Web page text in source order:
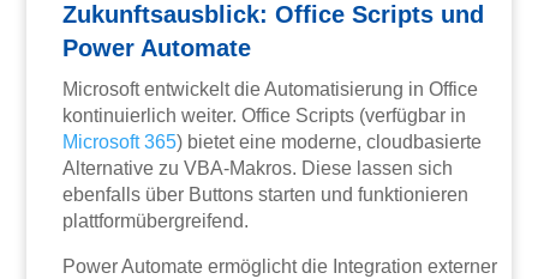
Zukunftsausblick: Office Scripts und
Power Automate
Microsoft entwickelt die Automatisierung in Office
kontinuierlich weiter. Office Scripts (verfügbar in
Microsoft 365) bietet eine moderne, cloudbasierte
Alternative zu VBA-Makros. Diese lassen sich
ebenfalls über Buttons starten und funktionieren
plattformübergreifend.
Power Automate ermöglicht die Integration externer